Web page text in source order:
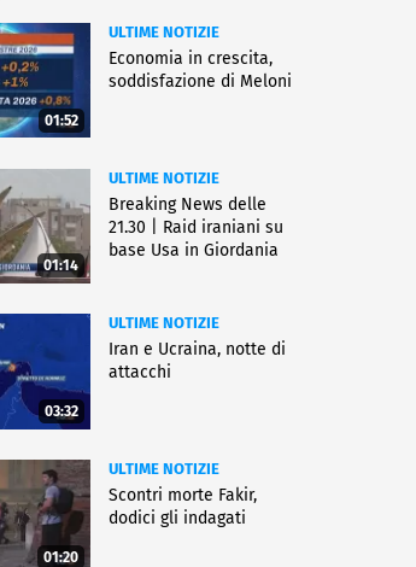
01:52
ULTIME NOTIZIE
Economia in crescita,
soddisfazione di Meloni
01:14
ULTIME NOTIZIE
Breaking News delle
21.30 | Raid iraniani su
base Usa in Giordania
03:32
ULTIME NOTIZIE
Iran e Ucraina, notte di
attacchi
01:20
ULTIME NOTIZIE
Scontri morte Fakir,
dodici gli indagati